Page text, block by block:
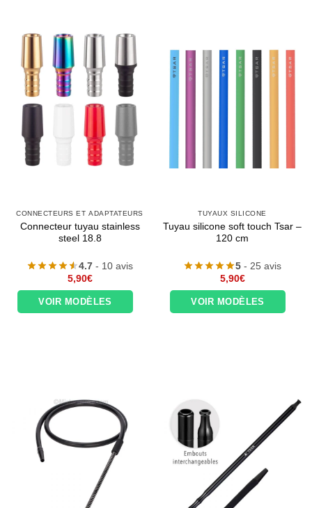
CONNECTEURS ET ADAPTATEURS
Connecteur tuyau stainless
steel 18.8
4.7 - 10 avis
5,90€
VOIR MODÈLES
TUYAUX SILICONE
Tuyau silicone soft touch Tsar –
120 cm
5 - 25 avis
5,90€
VOIR MODÈLES